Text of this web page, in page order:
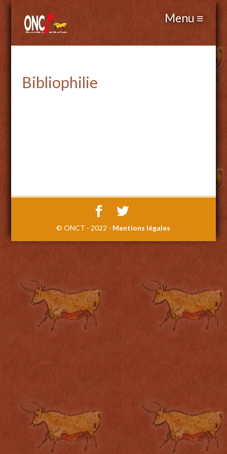
Bibliophilie
© ONCT - 2022 - Mentions légales